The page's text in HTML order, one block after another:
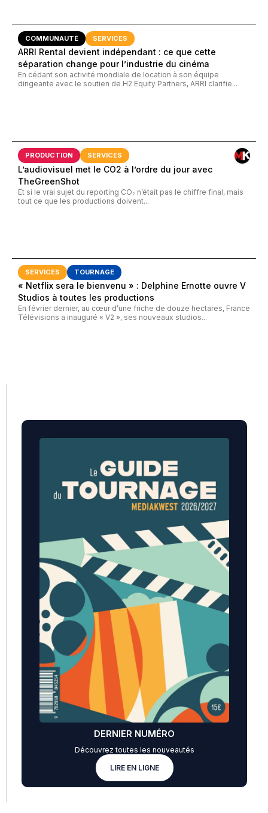
COMMUNAUTÉ SERVICES
ARRI Rental devient indépendant : ce que cette
séparation change pour l’industrie du cinéma
En cédant son activité mondiale de location à son équipe
dirigeante avec le soutien de H2 Equity Partners, ARRI clarifie...
PRODUCTION SERVICES
L’audiovisuel met le CO2 à l’ordre du jour avec
TheGreenShot
Et si le vrai sujet du reporting CO₂ n’était pas le chiffre final, mais
tout ce que les productions doivent...
SERVICES TOURNAGE
« Netflix sera le bienvenu » : Delphine Ernotte ouvre V
Studios à toutes les productions
En février dernier, au cœur d’une friche de douze hectares, France
Télévisions a inauguré « V2 », ses nouveaux studios...
DERNIER NUMÉRO
Découvrez toutes les nouveautés
LIRE EN LIGNE